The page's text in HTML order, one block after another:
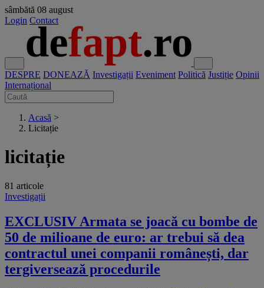
sâmbătă 08 august
Login Contact
DESPRE DONEAZĂ Investigații Eveniment Politică Justiție Opinii
Internațional
Acasă >
Licitație
licitație
81 articole
Investigații
EXCLUSIV Armata se joacă cu bombe de
50 de milioane de euro: ar trebui să dea
contractul unei companii românești, dar
tergiversează procedurile